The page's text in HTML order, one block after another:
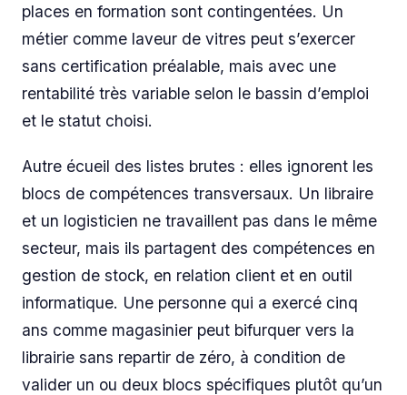
places en formation sont contingentées. Un
métier comme laveur de vitres peut s’exercer
sans certification préalable, mais avec une
rentabilité très variable selon le bassin d’emploi
et le statut choisi.
Autre écueil des listes brutes : elles ignorent les
blocs de compétences transversaux. Un libraire
et un logisticien ne travaillent pas dans le même
secteur, mais ils partagent des compétences en
gestion de stock, en relation client et en outil
informatique. Une personne qui a exercé cinq
ans comme magasinier peut bifurquer vers la
librairie sans repartir de zéro, à condition de
valider un ou deux blocs spécifiques plutôt qu’un